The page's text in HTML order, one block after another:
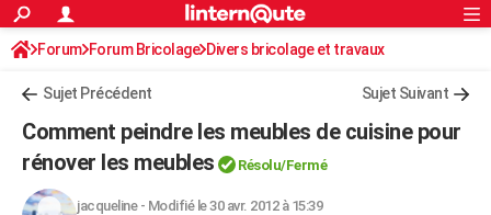
ACTUALITÉS
Politique
Société
Faits Divers
Education
Monde
Villes
+
Programme TV
Streaming
Cinéma
Sorties cinéma
Musique
FINANCE
Retraite
Impôts
Epargne
Immobilier
Risques naturels par ville
Banque
Assurance
Crédit
AUTO
Rechercher
S'inscrire
Connexion
Forum Forum Bricolage Divers bricolage et travaux
Sujet Précédent Sujet Suivant
Comment peindre les meubles de cuisine pour
rénover les meubles
Résolu/Fermé
jacqueline- Modifié le 30 avr. 2012 à 15:39